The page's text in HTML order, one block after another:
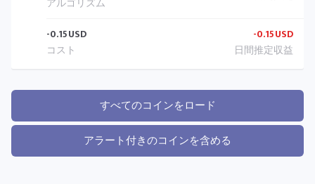
-0.15USD -0.15USD
すべてのコインをロード
アラート付きのコインを含める